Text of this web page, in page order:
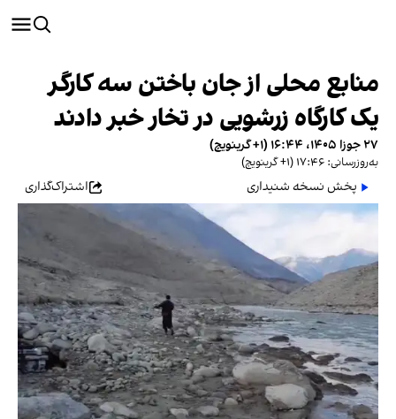
منابع محلی از جان باختن سه کارگر
یک کارگاه زرشویی در تخار خبر دادند
۲۷ جوزا ۱۴۰۵، ۱۶:۴۴ (‎+۱ گرینویچ)
به‌روزرسانی: ۱۷:۴۶ (‎+۱ گرینویچ)
پخش نسخه شنیداری اشتراک‌گذاری